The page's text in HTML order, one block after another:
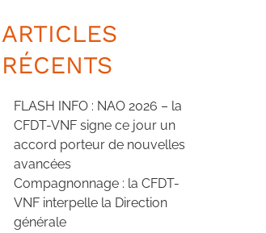
ARTICLES
RÉCENTS
FLASH INFO : NAO 2026 – la
CFDT-VNF signe ce jour un
accord porteur de nouvelles
avancées
Compagnonnage : la CFDT-
VNF interpelle la Direction
générale